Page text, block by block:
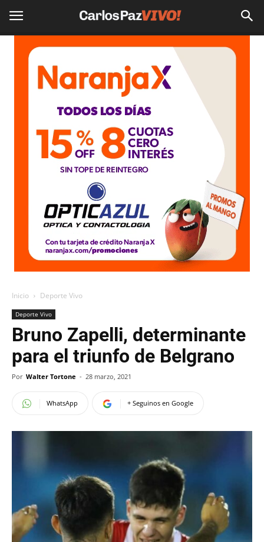
Inicio Deporte Vivo
Deporte Vivo
Bruno Zapelli, determinante
para el triunfo de Belgrano
Por Walter Tortone - 28 marzo, 2021
WhatsApp + Seguinos en Google